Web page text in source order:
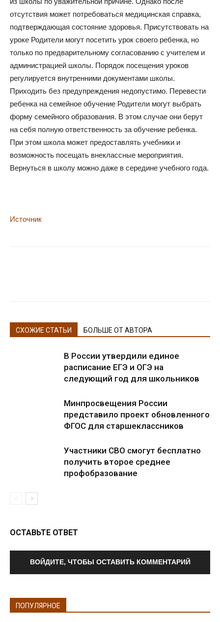
отсутствия может потребоваться медицинская справка,
подтверждающая состояние здоровья. Присутствовать на
уроке Родители могут посетить урок своего ребенка, но
только по предварительному согласованию с учителем и
администрацией школы. Порядок посещения уроков
регулируется внутренними документами школы.
Приходить без предупреждения недопустимо. Перевести
ребенка на семейное обучение Родители могут выбрать
форму семейного образования. В этом случае они берут
на себя полную ответственность за обучение ребенка.
При этом школа может предоставлять учебники и
возможность посещать внеклассные мероприятия.
Вернуться в школу можно даже в середине учебного года.
Источник
СХОЖИЕ СТАТЬИ БОЛЬШЕ ОТ АВТОРА
В России утвердили единое
расписание ЕГЭ и ОГЭ на
следующий год для школьников
Минпросвещения России
представило проект обновленного
ФГОС для старшеклассников
Участники СВО смогут бесплатно
получить второе среднее
профобразование
ОСТАВЬТЕ ОТВЕТ
ВОЙДИТЕ, ЧТОБЫ ОСТАВИТЬ КОММЕНТАРИЙ
ПОПУЛЯРНОЕ